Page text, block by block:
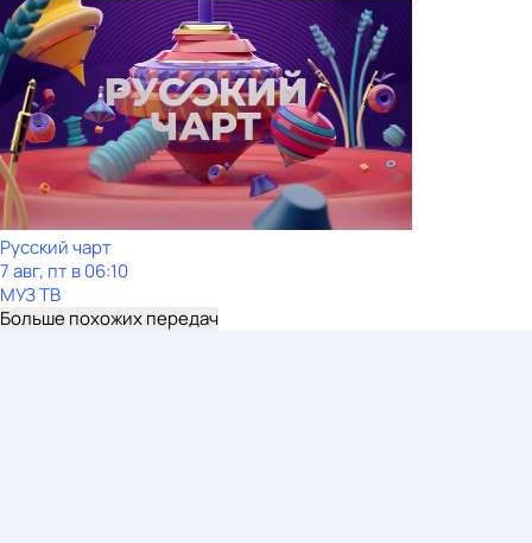
Рycский чарт
7 авг, пт в 06:10
МУЗ ТВ
Больше похожих передач